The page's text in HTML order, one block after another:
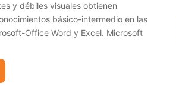
y débiles visuales obtienen
básico-intermedio en las
Office Word y Excel. Microsoft